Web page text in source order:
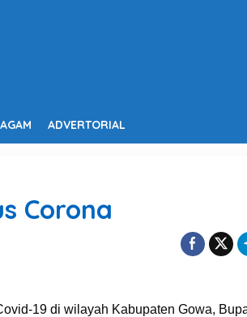
ADVERTORIAL
Corona
19 di wilayah Kabupaten Gowa,